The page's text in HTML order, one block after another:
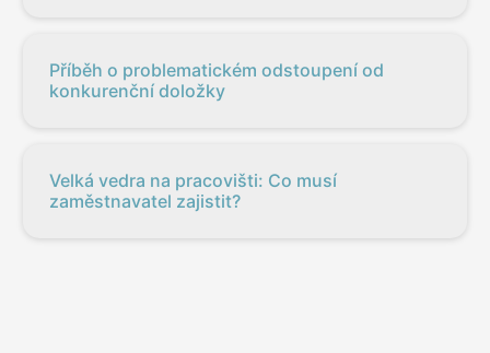
Příběh o problematickém odstoupení od
konkurenční doložky
Velká vedra na pracovišti: Co musí
zaměstnavatel zajistit?